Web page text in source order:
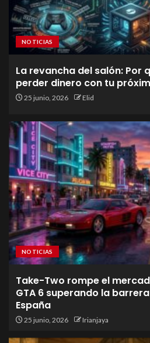
NOTICIAS
La revancha del salón: Por
perder dinero con tu
25 junio, 2026 Elid
NOTICIAS
Take-Two rompe el
GTA 6 superando la
España
25 junio, 2026 Irianjaya